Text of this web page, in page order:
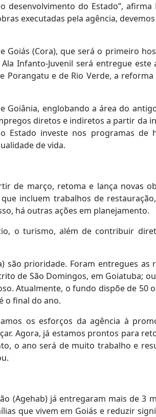
do Estado”, afirma
executadas pela agência,
Goiás (Cora), que será o primeiro
Infanto-Juvenil será entregue este
Porangatu e de Rio Verde, a
Goiânia, englobando a área do
diretos e indiretos a partir da
Estado investe nos programas de
de vida.
de março, retoma e lança novas
incluem trabalhos de
há outras ações em planejamento.
o turismo, além de contribuir
prioridade. Foram entregues as
de São Domingos, em Goiatuba;
Atualmente, o fundo dispõe de 50
o final do ano.
os esforços da agência à
Agora, já estamos prontos para
o ano será de muito trabalho e
(Agehab) já entregaram mais de 3
que vivem em Goiás e reduzir